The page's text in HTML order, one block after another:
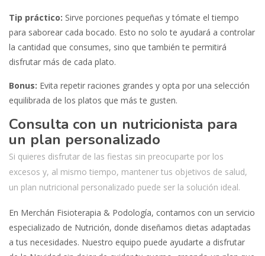
Tip práctico: Sirve porciones pequeñas y tómate el tiempo
para saborear cada bocado. Esto no solo te ayudará a controlar
la cantidad que consumes, sino que también te permitirá
disfrutar más de cada plato.
Bonus: Evita repetir raciones grandes y opta por una selección
equilibrada de los platos que más te gusten.
Consulta con un nutricionista para
un plan personalizado
Si quieres disfrutar de las fiestas sin preocuparte por los
excesos y, al mismo tiempo, mantener tus objetivos de salud,
un plan nutricional personalizado puede ser la solución ideal.
En Merchán Fisioterapia & Podología, contamos con un servicio
especializado de Nutrición, donde diseñamos dietas adaptadas
a tus necesidades. Nuestro equipo puede ayudarte a disfrutar